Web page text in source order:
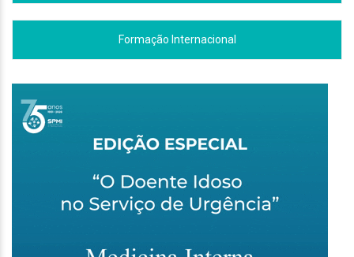
Formação Internacional